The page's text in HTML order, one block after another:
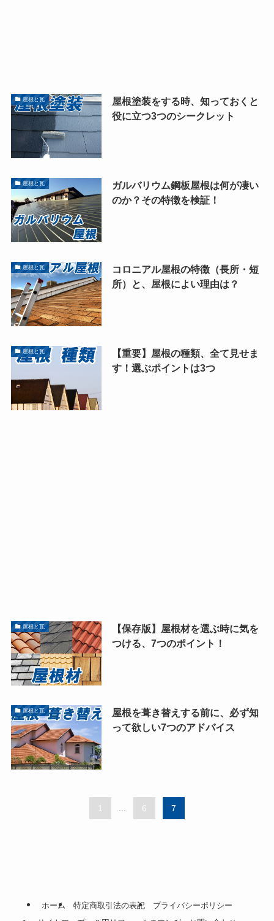
屋根と瓦
屋根塗装をする時、知っておくと
役に立つ3つのシークレット
屋根と瓦
ガルバリウム鋼板屋根は何が凄い
のか？その特徴を検証！
屋根と瓦
コロニアル屋根の特徴（長所・短
所）と、屋根によい理由は？
屋根と瓦
【重要】屋根の種類、全て見せま
す！選ぶポイントは3つ
屋根と瓦
【保存版】屋根材を選ぶ時に気を
つける、7つのポイント！
屋根と瓦
屋根を葺き替えする前に、必ず知
って欲しい7つのアドバイス
1 6 7
ホーム 特定商取引法の表記
プライバシーポリシー